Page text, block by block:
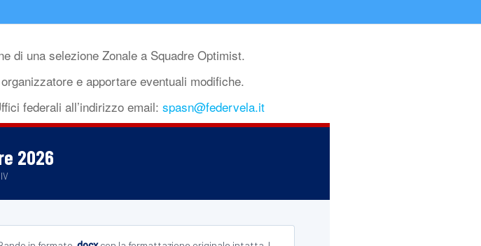
di una selezione Zonale a Squadre Optimist.
e apportare eventuali modifiche.
federali all’indirizzo email: spasn@federvela.it